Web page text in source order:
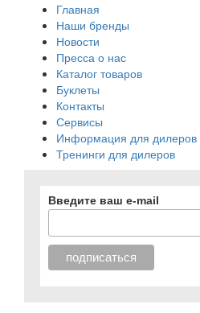
Главная
Наши бренды
Новости
Пресса о нас
Каталог товаров
Буклеты
Контакты
Сервисы
Информация для дилеров
Тренинги для дилеров
Введите ваш e-mail